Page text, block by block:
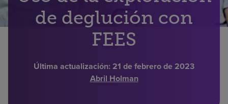
Buscar un centro
de deglución con
FEES
Última actualización: 21 de febrero de 2023
Abril Holman